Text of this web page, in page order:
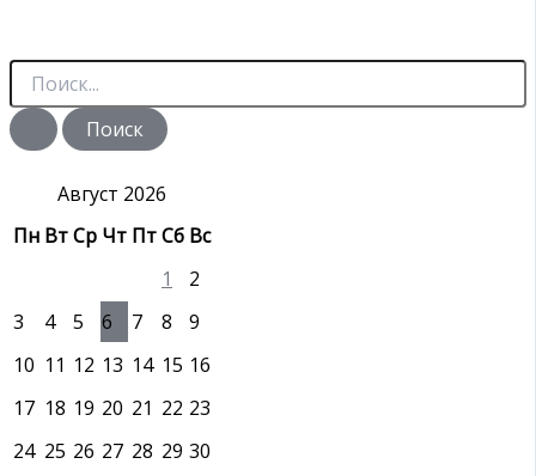
П
и
с
Август 2026
Пн ВтСр Чт ПтСб Вс
1
2
3
4 5 6 7 8
9
10 11 12 13 14 15 16
17 18 19 20 21 22 23
24 25 26 27 28 29 30